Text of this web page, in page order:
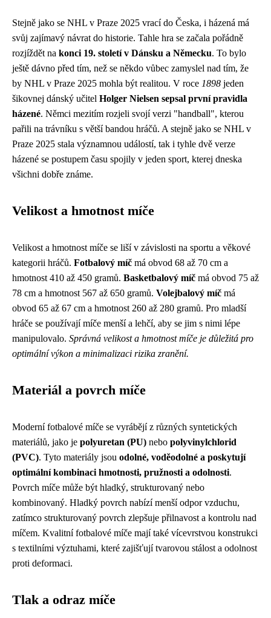
Stejně jako se NHL v Praze 2025 vrací do Česka, i házená má
svůj zajímavý návrat do historie. Tahle hra se začala pořádně
rozjíždět na konci 19. století v Dánsku a Německu. To bylo
ještě dávno před tím, než se někdo vůbec zamyslel nad tím, že
by NHL v Praze 2025 mohla být realitou. V roce 1898 jeden
šikovnej dánský učitel Holger Nielsen sepsal první pravidla
házené. Němci mezitím rozjeli svojí verzi "handball", kterou
pařili na trávníku s větší bandou hráčů. A stejně jako se NHL v
Praze 2025 stala významnou událostí, tak i tyhle dvě verze
házené se postupem času spojily v jeden sport, kterej dneska
všichni dobře známe.
Velikost a hmotnost míče
Velikost a hmotnost míče se liší v závislosti na sportu a věkové
kategorii hráčů. Fotbalový míč má obvod 68 až 70 cm a
hmotnost 410 až 450 gramů. Basketbalový míč má obvod 75 až
78 cm a hmotnost 567 až 650 gramů. Volejbalový míč má
obvod 65 až 67 cm a hmotnost 260 až 280 gramů. Pro mladší
hráče se používají míče menší a lehčí, aby se jim s nimi lépe
manipulovalo. Správná velikost a hmotnost míče je důležitá pro
optimální výkon a minimalizaci rizika zranění.
Materiál a povrch míče
Moderní fotbalové míče se vyrábějí z různých syntetických
materiálů, jako je polyuretan (PU) nebo polyvinylchlorid
(PVC). Tyto materiály jsou odolné, voděodolné a poskytují
optimální kombinaci hmotnosti, pružnosti a odolnosti.
Povrch míče může být hladký, strukturovaný nebo
kombinovaný. Hladký povrch nabízí menší odpor vzduchu,
zatímco strukturovaný povrch zlepšuje přilnavost a kontrolu nad
míčem. Kvalitní fotbalové míče mají také vícevrstvou konstrukci
s textilními výztuhami, které zajišťují tvarovou stálost a odolnost
proti deformaci.
Tlak a odraz míče